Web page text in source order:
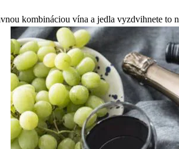
kombináciou vína a jedla vyzdvihnete to